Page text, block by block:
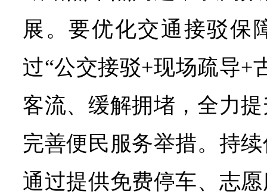
展。要优化交通接驳保
过“公交接驳+现场疏导+
客流、缓解拥堵，全力
完善便民服务举措。持
通过提供免费停车、志